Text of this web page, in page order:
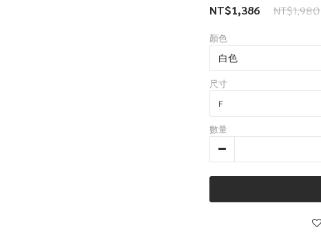
NT$1,386 NT$1,980
顏色
尺寸
數量